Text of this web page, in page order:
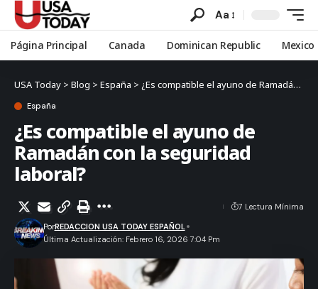
Aa
Página Principal Canada Dominican Republic Mexico
USA Today > Blog > España > ¿Es compatible el ayuno de Ramadán con la seguridad laboral?
España
¿Es compatible el ayuno de
Ramadán con la seguridad
laboral?
Última Actualización: Febrero 16, 2026 7:04 Pm
PorREDACCION USA TODAY ESPAÑOL
7 Lectura Mínima